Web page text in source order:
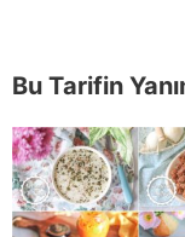
Bu Tarifin